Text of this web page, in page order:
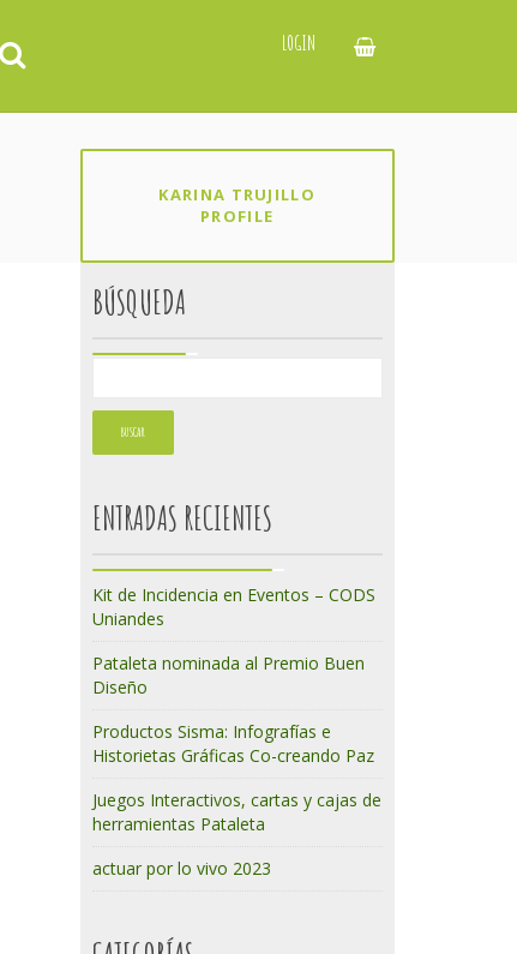
LOGIN
KARINA TRUJILLO
PROFILE
BÚSQUEDA
ENTRADAS RECIENTES
Kit de Incidencia en Eventos – CODS
Uniandes
Pataleta nominada al Premio Buen
Diseño
Productos Sisma: Infografías e
Historietas Gráficas Co-creando Paz
Juegos Interactivos, cartas y cajas de
herramientas Pataleta
actuar por lo vivo 2023